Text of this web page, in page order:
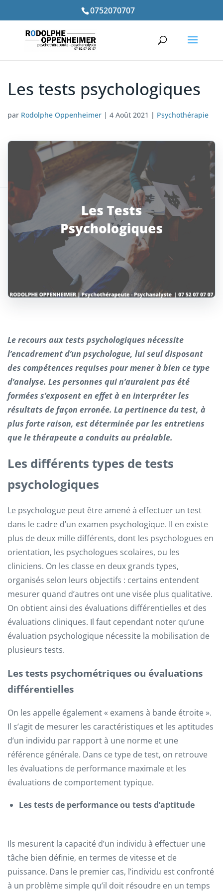
0752070707
Les tests psychologiques
par Rodolphe Oppenheimer | 4 Août 2021 | Psychothérapie
Le recours aux tests psychologiques nécessite
l’encadrement d’un psychologue, lui seul disposant
des compétences requises pour mener à bien ce type
d’analyse. Les personnes qui n’auraient pas été
formées s’exposent en effet à en interpréter les
résultats de façon erronée. La pertinence du test, à
plus forte raison, est déterminée par les entretiens
que le thérapeute a conduits au préalable.
Les différents types de tests
psychologiques
Le psychologue peut être amené à effectuer un test
dans le cadre d’un examen psychologique. Il en existe
plus de deux mille différents, dont les psychologues en
orientation, les psychologues scolaires, ou les
cliniciens. On les classe en deux grands types,
organisés selon leurs objectifs : certains entendent
mesurer quand d’autres ont une visée plus qualitative.
On obtient ainsi des évaluations différentielles et des
évaluations cliniques. Il faut cependant noter qu’une
évaluation psychologique nécessite la mobilisation de
plusieurs tests.
Les tests psychométriques ou évaluations
différentielles
On les appelle également « examens à bande étroite ».
Il s’agit de mesurer les caractéristiques et les aptitudes
d’un individu par rapport à une norme et une
référence générale. Dans ce type de test, on retrouve
les évaluations de performance maximale et les
évaluations de comportement typique.
Les tests de performance ou tests d’aptitude
Ils mesurent la capacité d’un individu à effectuer une
tâche bien définie, en termes de vitesse et de
puissance. Dans le premier cas, l’individu est confronté
à un problème simple qu’il doit résoudre en un temps